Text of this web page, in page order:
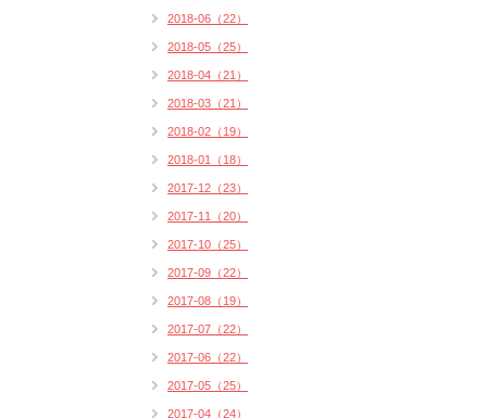
2018-06（22）
2018-05（25）
2018-04（21）
2018-03（21）
2018-02（19）
2018-01（18）
2017-12（23）
2017-11（20）
2017-10（25）
2017-09（22）
2017-08（19）
2017-07（22）
2017-06（22）
2017-05（25）
2017-04（24）